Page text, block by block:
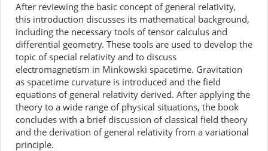
After reviewing the basic concept of general relativity,
this introduction discusses its mathematical background,
including the necessary tools of tensor calculus and
differential geometry. These tools are used to develop the
topic of special relativity and to discuss
electromagnetism in Minkowski spacetime. Gravitation
as spacetime curvature is introduced and the field
equations of general relativity derived. After applying the
theory to a wide range of physical situations, the book
concludes with a brief discussion of classical field theory
and the derivation of general relativity from a variational
principle.